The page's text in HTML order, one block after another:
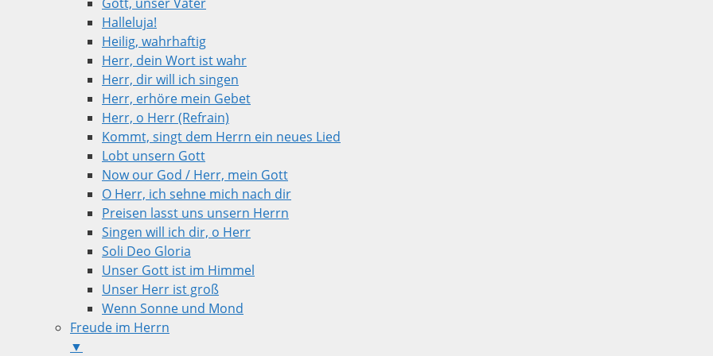
Halleluja!
Heilig, wahrhaftig
Herr, dein Wort ist wahr
Herr, dir will ich singen
Herr, erhöre mein Gebet
Herr, o Herr (Refrain)
Kommt, singt dem Herrn ein neues Lied
Lobt unsern Gott
Now our God / Herr, mein Gott
O Herr, ich sehne mich nach dir
Preisen lasst uns unsern Herrn
Singen will ich dir, o Herr
Soli Deo Gloria
Unser Gott ist im Himmel
Unser Herr ist groß
Wenn Sonne und Mond
Freude im Herrn
▼